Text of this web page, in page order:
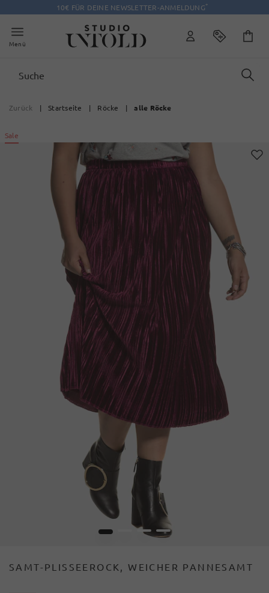
10€ FÜR DEINE NEWSLETTER-ANMELDUNG*
Menü
Zurück | Startseite | Röcke | alle Röcke
Sale
1 3 4
SAMT-PLISSEEROCK, WEICHER PANNESAMT